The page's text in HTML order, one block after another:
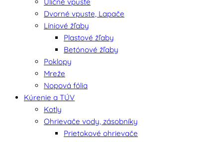
Uličné vpuste
Dvorné vpuste, Lapače
Líniové žľaby
Plastové žľaby
Betónové žľaby
Poklopy
Mreže
Nopová fólia
Kúrenie a TÚV
Kotly
Ohrievače vody, zásobníky
Prietokové ohrievače